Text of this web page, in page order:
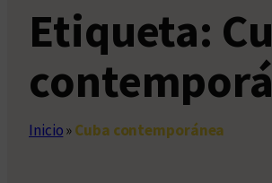
Etiqueta:
Inicio»Cuba contemporánea